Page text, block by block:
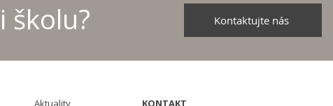
školu? Kontaktujte nás
Aktuality KONTAKT